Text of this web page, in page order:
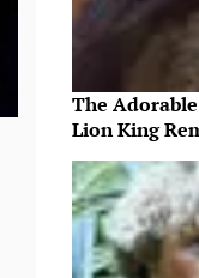
The
Lion King